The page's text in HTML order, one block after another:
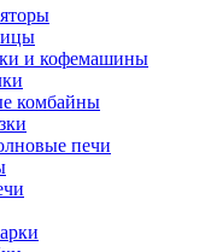
Посудомоечные
Водонагреватели
Бойлеры
техника
комбинированные
Духовые шкафы
и кофемашины
комбайны
печи